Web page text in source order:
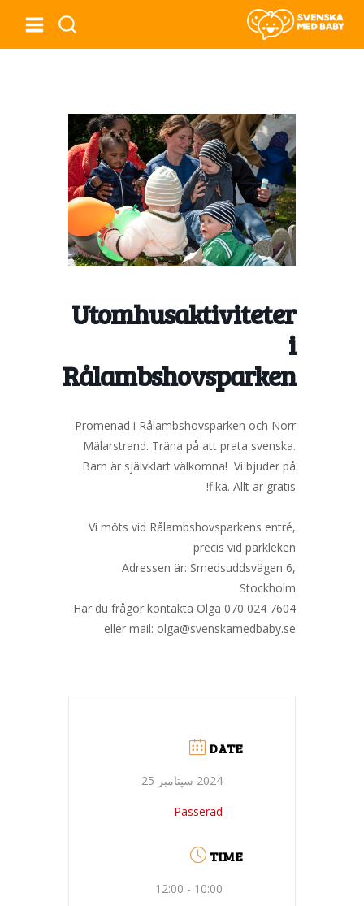
Utomhusaktiviteter
i
Rålambshovsparken
Promenad i Rålambshovsparken och Norr
Mälarstrand. Träna på att prata svenska.
Barn är självklart välkomna! Vi bjuder på
fika. Allt är gratis!
Vi möts vid Rålambshovsparkens entré,
precis vid parkleken
Adressen är: Smedsuddsvägen 6,
Stockholm
Har du frågor kontakta Olga 070 024 7604
eller mail: olga@svenskamedbaby.se
DATE
2024 سپتامبر 25
Passerad
TIME
10:00 - 12:00